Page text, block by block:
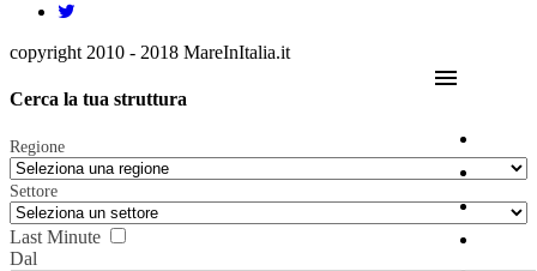
copyright 2010 - 2018 MareInItalia.it
menu
Cerca la tua struttura
Regione
Settore
Last Minute
Dal